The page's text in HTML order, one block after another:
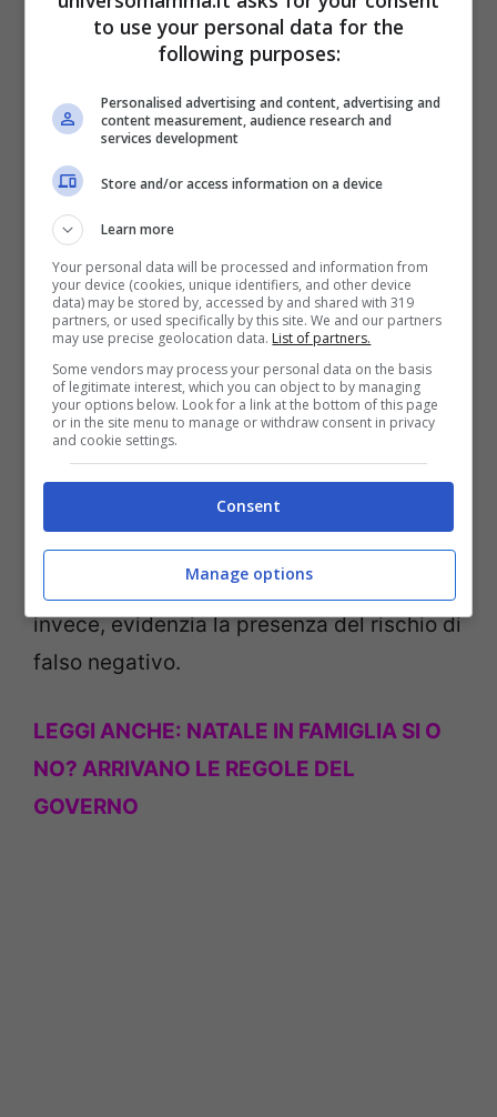
immagine da adobestock
virologo e professore Pier Luigi Lopalco
ha sottolineato che il tampone antigenico,
se negativo, non dà la certezza della non
giorno in cui si vedono i parenti. Il
professor Pregliasco, virologo
dell’Università degli Studi di Milanom
invece, evidenzia la presenza del rischio di
falso negativo.
LEGGI ANCHE: NATALE IN FAMIGLIA SI O
NO? ARRIVANO LE REGOLE DEL
GOVERNO
to use your personal data for the
following purposes:
Personalised advertising and content, advertising and
content measurement, audience research and
services development
Store and/or access information on a device
Learn more
Your personal data will be processed and information from
your device (cookies, unique identifiers, and other device
data) may be stored by, accessed by and shared with 319
partners, or used specifically by this site. We and our partners
may use precise geolocation data. List of partners.
Some vendors may process your personal data on the basis
of legitimate interest, which you can object to by managing
your options below. Look for a link at the bottom of this page
or in the site menu to manage or withdraw consent in privacy
and cookie settings.
Consent
Manage options